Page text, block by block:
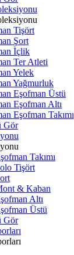
Tişört
Şort
İçlik
Ter Atleti
Yelek
Yağmurluk
Eşofman Üstü
Eşofman Altı
Eşofman Takımı
Gör
Takımı
Tişört
& Kaban
Altı
Üstü
Gör